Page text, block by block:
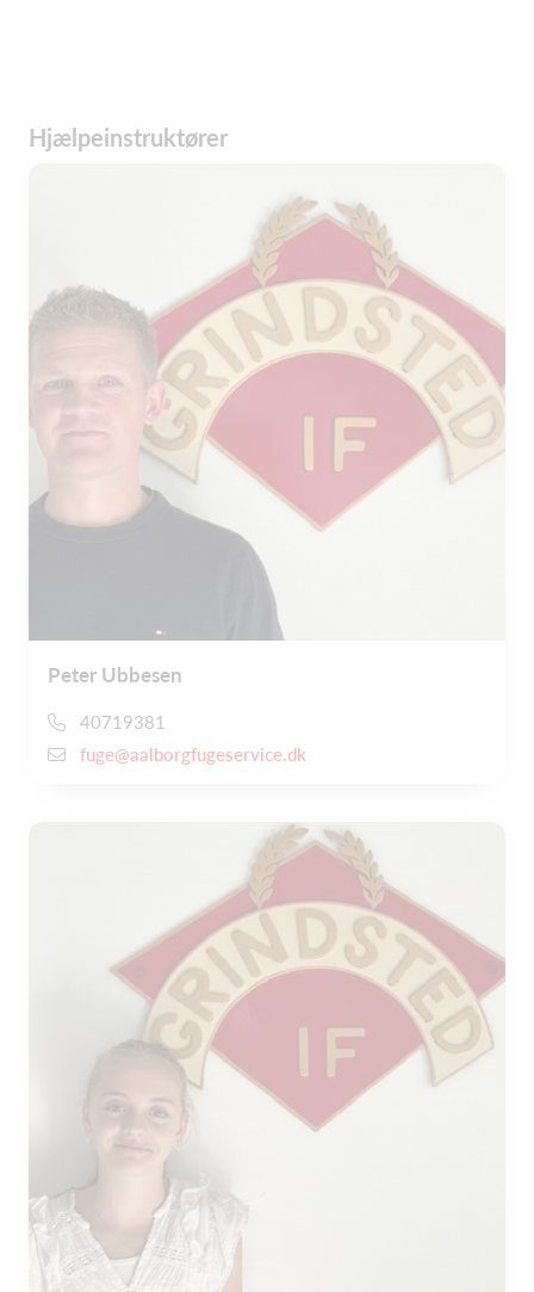
Hjælpeinstruktører
Peter Ubbesen
40719381
fuge@aalborgfugeservice.dk